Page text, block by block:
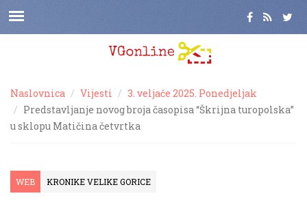
Naslovnica Vijesti
3. veljače 2025. Ponedjeljak
Predstavljanje novog broja časopisa “Škrijna turopolska”
u sklopu Matičina četvrtka
WEB KRONIKE VELIKE GORICE